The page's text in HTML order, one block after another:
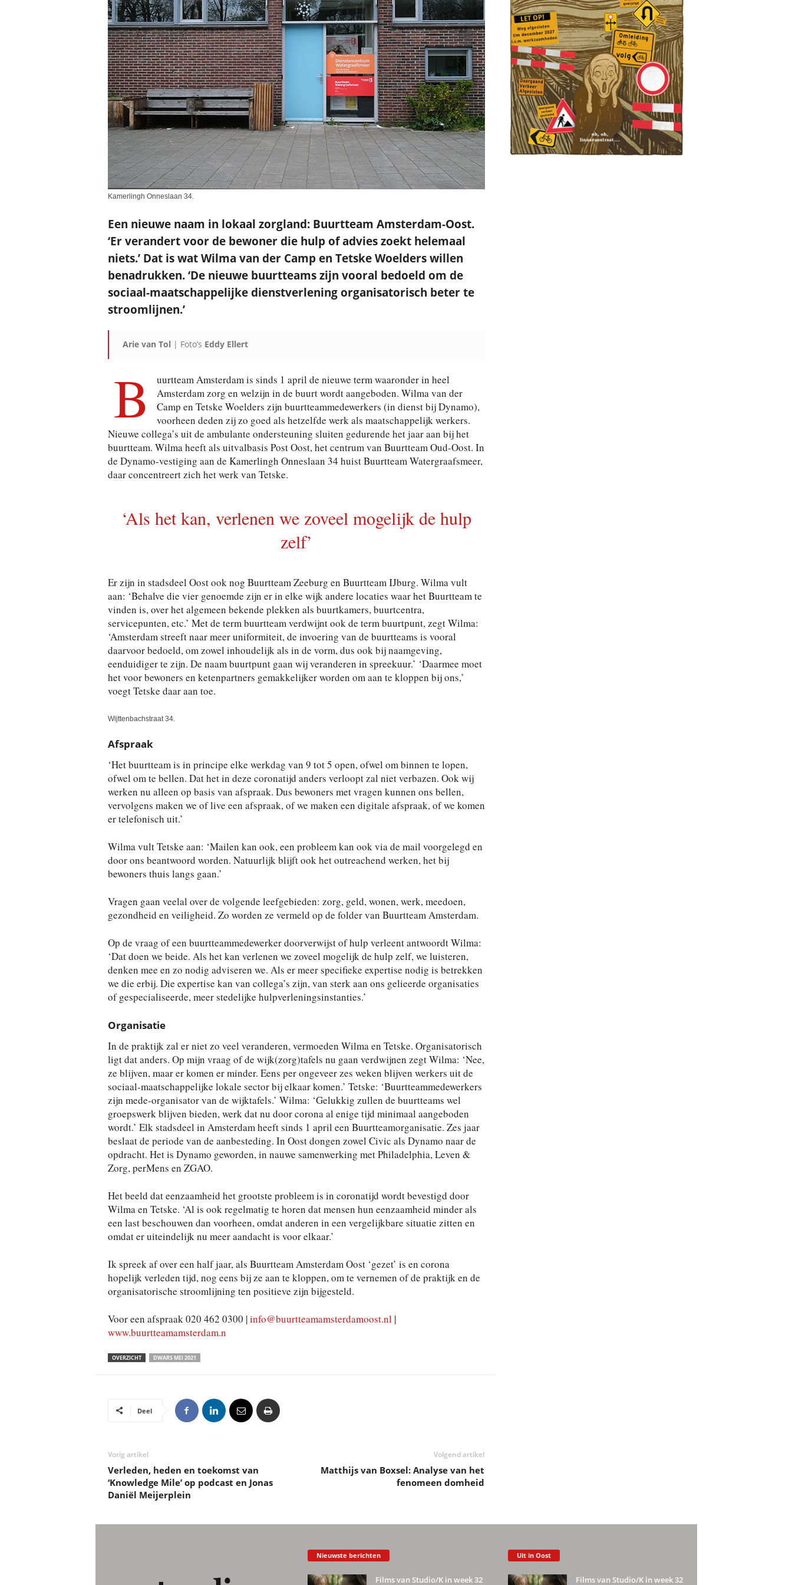
Kamerlingh Onneslaan 34.
Een nieuwe naam in lokaal zorgland: Buurtteam Amsterdam-Oost.
‘Er verandert voor de bewoner die hulp of advies zoekt helemaal
niets.’ Dat is wat Wilma van der Camp en Tetske Woelders willen
benadrukken. ‘De nieuwe buurtteams zijn vooral bedoeld om de
sociaal-maatschappelijke dienstverlening organisatorisch beter te
stroomlijnen.’
Arie van Tol| Foto’s Eddy Ellert
B
uurtteam Amsterdam is sinds 1 april de nieuwe term waaronder in heel
Amsterdam zorg en welzijn in de buurt wordt aangeboden. Wilma van der
Camp en Tetske Woelders zijn buurtteammedewerkers (in dienst bij Dynamo),
voorheen deden zij zo goed als hetzelfde werk als maatschappelijk werkers.
Nieuwe collega’s uit de ambulante ondersteuning sluiten gedurende het jaar aan bij het
buurtteam. Wilma heeft als uitvalbasis Post Oost, het centrum van Buurtteam Oud-Oost. In
de Dynamo-vestiging aan de Kamerlingh Onneslaan 34 huist Buurtteam Watergraafsmeer,
daar concentreert zich het werk van Tetske.
‘Als het kan, verlenen we zoveel mogelijk de hulp
zelf’
Er zijn in stadsdeel Oost ook nog Buurtteam Zeeburg en Buurtteam IJburg. Wilma vult
aan: ‘Behalve die vier genoemde zijn er in elke wijk andere locaties waar het Buurtteam te
vinden is, over het algemeen bekende plekken als buurtkamers, buurtcentra,
servicepunten, etc.’ Met de term buurtteam verdwijnt ook de term buurtpunt, zegt Wilma:
‘Amsterdam streeft naar meer uniformiteit, de invoering van de buurtteams is vooral
daarvoor bedoeld, om zowel inhoudelijk als in de vorm, dus ook bij naamgeving,
eenduidiger te zijn. De naam buurtpunt gaan wij veranderen in spreekuur.’ ‘Daarmee moet
het voor bewoners en ketenpartners gemakkelijker worden om aan te kloppen bij ons,’
voegt Tetske daar aan toe.
Wijttenbachstraat 34.
Afspraak
‘Het buurtteam is in principe elke werkdag van 9 tot 5 open, ofwel om binnen te lopen,
ofwel om te bellen. Dat het in deze coronatijd anders verloopt zal niet verbazen. Ook wij
werken nu alleen op basis van afspraak. Dus bewoners met vragen kunnen ons bellen,
vervolgens maken we of live een afspraak, of we maken een digitale afspraak, of we komen
er telefonisch uit.’
Wilma vult Tetske aan: ‘Mailen kan ook, een probleem kan ook via de mail voorgelegd en
door ons beantwoord worden. Natuurlijk blijft ook het outreachend werken, het bij
bewoners thuis langs gaan.’
Vragen gaan veelal over de volgende leefgebieden: zorg, geld, wonen, werk, meedoen,
gezondheid en veiligheid. Zo worden ze vermeld op de folder van Buurtteam Amsterdam.
Op de vraag of een buurtteammedewerker doorverwijst of hulp verleent antwoordt Wilma:
‘Dat doen we beide. Als het kan verlenen we zoveel mogelijk de hulp zelf, we luisteren,
denken mee en zo nodig adviseren we. Als er meer specifieke expertise nodig is betrekken
we die erbij. Die expertise kan van collega’s zijn, van sterk aan ons gelieerde organisaties
of gespecialiseerde, meer stedelijke hulpverleningsinstanties.’
Organisatie
In de praktijk zal er niet zo veel veranderen, vermoeden Wilma en Tetske. Organisatorisch
ligt dat anders. Op mijn vraag of de wijk(zorg)tafels nu gaan verdwijnen zegt Wilma: ‘Nee,
ze blijven, maar er komen er minder. Eens per ongeveer zes weken blijven werkers uit de
sociaal-maatschappelijke lokale sector bij elkaar komen.’ Tetske: ‘Buurtteammedewerkers
zijn mede-organisator van de wijktafels.’ Wilma: ‘Gelukkig zullen de buurtteams wel
groepswerk blijven bieden, werk dat nu door corona al enige tijd minimaal aangeboden
wordt.’ Elk stadsdeel in Amsterdam heeft sinds 1 april een Buurtteamorganisatie. Zes jaar
beslaat de periode van de aanbesteding. In Oost dongen zowel Civic als Dynamo naar de
opdracht. Het is Dynamo geworden, in nauwe samenwerking met Philadelphia, Leven &
Zorg, perMens en ZGAO.
Het beeld dat eenzaamheid het grootste probleem is in coronatijd wordt bevestigd door
Wilma en Tetske. ‘Al is ook regelmatig te horen dat mensen hun eenzaamheid minder als
een last beschouwen dan voorheen, omdat anderen in een vergelijkbare situatie zitten en
omdat er uiteindelijk nu meer aandacht is voor elkaar.’
Ik spreek af over een half jaar, als Buurtteam Amsterdam Oost ‘gezet’ is en corona
hopelijk verleden tijd, nog eens bij ze aan te kloppen, om te vernemen of de praktijk en de
organisatorische stroomlijning ten positieve zijn bijgesteld.
Voor een afspraak 020 462 0300 |info@buurtteamamsterdamoost.nl |
www.buurtteamamsterdam.n
OVERZICHT DWARS MEI 2021
Deel
Vorig artikel
Verleden, heden en toekomst van
‘Knowledge Mile’ op podcast en Jonas
Daniël Meijerplein
Volgend artikel
Matthijs van Boxsel: Analyse van het
fenomeen domheid
Nieuwste berichten
Films van Studio/K in week 32
Uit in Oost
Films van Studio/K in week 32